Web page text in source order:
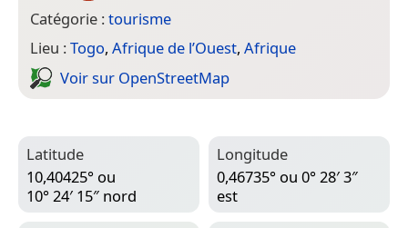
Catégorie :tourisme
Lieu :Togo, Afrique de l’Ouest, Afrique
Voir sur Open­Street­Map
Latitude
10,40425° ou
10° 24′ 15″ nord
Longitude
0,46735° ou 0° 28′ 3″
est